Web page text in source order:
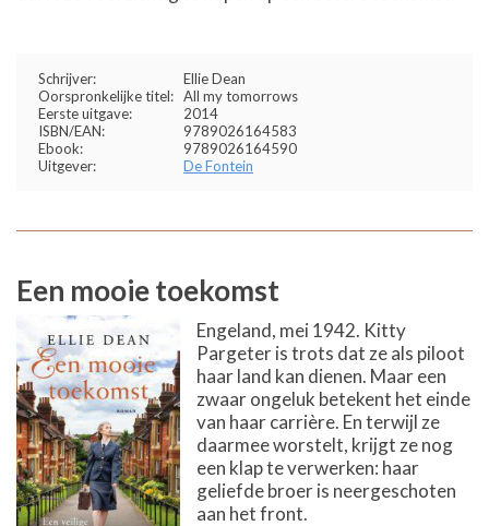
Schrijver:
Ellie Dean
Oorspronkelijke titel: All my tomorrows
Eerste uitgave:
2014
ISBN/EAN:
9789026164583
Ebook:
9789026164590
Uitgever:
De Fontein
Een mooie toekomst
Engeland, mei 1942. Kitty
Pargeter is trots dat ze als piloot
haar land kan dienen. Maar een
zwaar ongeluk betekent het einde
van haar carrière. En terwijl ze
daarmee worstelt, krijgt ze nog
een klap te verwerken: haar
geliefde broer is neergeschoten
aan het front.